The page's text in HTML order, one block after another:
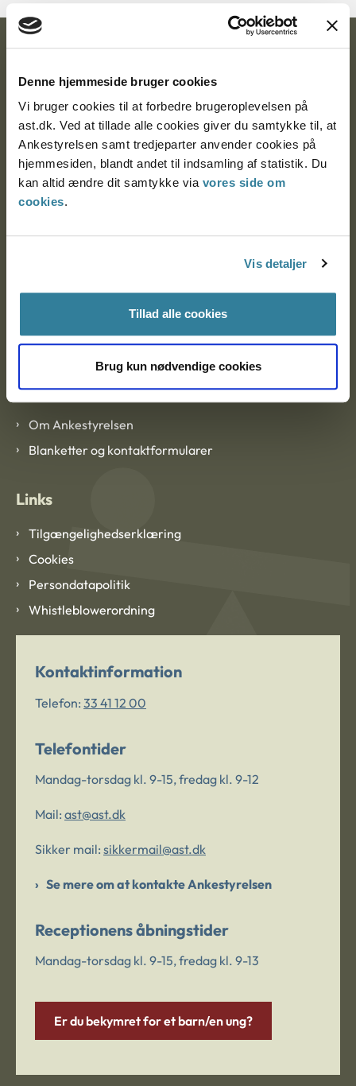
Denne hjemmeside bruger cookies
Vi bruger cookies til at forbedre brugeroplevelsen på
ast.dk. Ved at tillade alle cookies giver du samtykke til, at
Ankestyrelsen samt tredjeparter anvender cookies på
hjemmesiden, blandt andet til indsamling af statistik. Du
kan altid ændre dit samtykke via vores side om
cookies.
Vis detaljer
Tillad alle cookies
Brug kun nødvendige cookies
Ankestyrelsen
Postadresse:
Nytorv 7, 2. sal
9000 Aalborg
Ankestyrelsen Aalborg
EAN: 57 98 000 35 48 21
Om Ankestyrelsen
Om Ankestyrelsen
Blanketter og kontaktformularer
Links
Tilgængelighedserklæring
Cookies
Persondatapolitik
Whistleblowerordning
Kontaktinformation
Telefon: 33 41 12 00
Telefontider
Mandag-torsdag kl. 9-15, fredag kl. 9-12
Mail: ast@ast.dk
Sikker mail: sikkermail@ast.dk
Se mere om at kontakte Ankestyrelsen
Receptionens åbningstider
Mandag-torsdag kl. 9-15, fredag kl. 9-13
Er du bekymret for et barn/en ung?